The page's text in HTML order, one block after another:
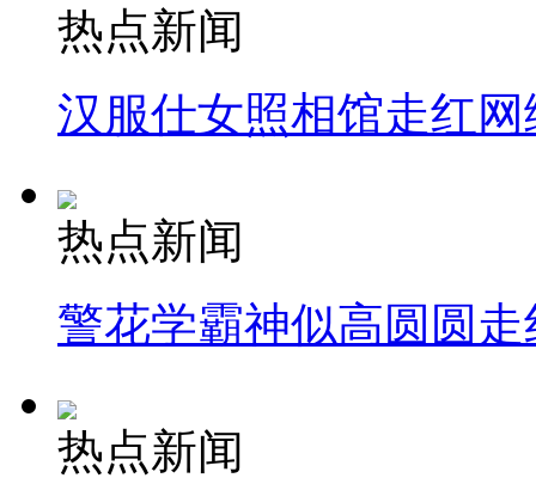
热点新闻
汉服仕女照相馆走红网
热点新闻
警花学霸神似高圆圆走
热点新闻